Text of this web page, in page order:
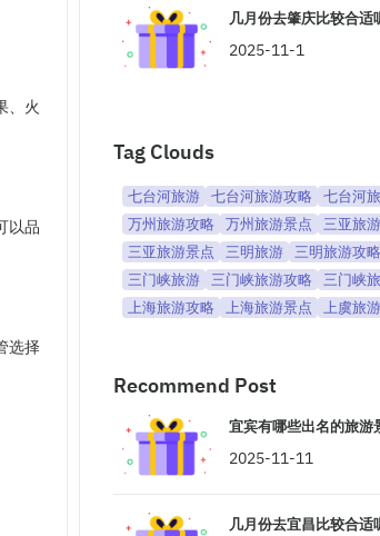
、火
以品
选择
几月份去肇庆比较合适
2025-11-1
Tag Clouds
七台河旅游 七台河旅游攻略 七台河
万州旅游攻略
万州旅游景点 三亚旅游
三亚旅游景点
三明旅游 三明旅游攻略
三门峡旅游
三门峡旅游攻略 三门峡
上海旅游攻略
上海旅游景点 上虞旅游
Recommend Post
宜宾有哪些出名的旅游
2025-11-11
几月份去宜昌比较合适